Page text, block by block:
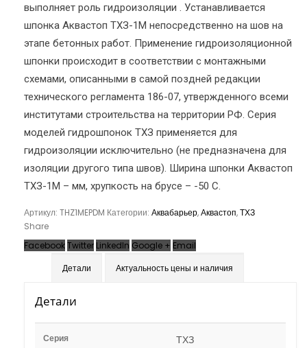
выполняет роль гидроизоляции . Устанавливается
шпонка Аквастоп ТХЗ-1М непосредственно на шов на
этапе бетонных работ. Применение гидроизоляционной
шпонки происходит в соответствии с монтажными
схемами, описанными в самой поздней редакции
технического регламента 186-07, утвержденного всеми
институтами строительства на территории РФ. Серия
моделей гидрошпонок ТХЗ применяется для
гидроизоляции исключительно (не предназначена для
изоляции другого типа швов). Ширина шпонки Аквастоп
ТХЗ-1М – мм, хрупкость на брусе – -50 С.
Артикул: THZ1MEPDM Категории: Аквабарьер,Аквастоп,ТХЗ
Share
FacebookTwitter LinkedIn Google + Email
Детали
Актуальность цены и наличия
Детали
Серия ТХЗ